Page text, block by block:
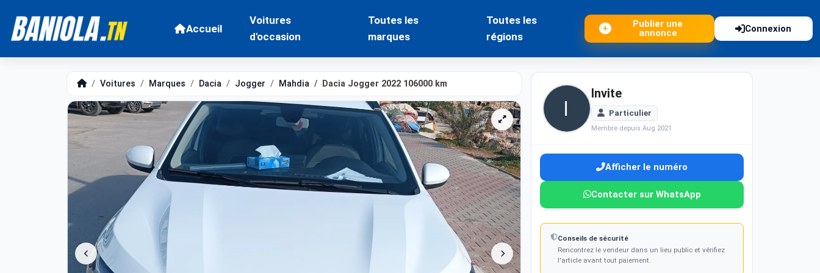
Accueil
Voitures
d'occasion
Toutes les
marques
Toutes les
régions
Publier une
annonce
Connexion
Voitures Marques Dacia Jogger Mahdia Dacia Jogger 2022 106000 km
Invite
Particulier
Membre depuis Aug 2021
Afficher le numéro
Contacter sur WhatsApp
Conseils de sécurité
Rencontrez le vendeur dans un lieu public et vérifiez
l'article avant tout paiement.